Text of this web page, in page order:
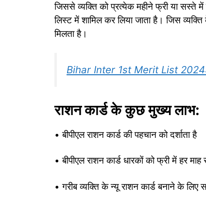
जिससे व्यक्ति को प्रत्येक महीने फ्री या सस्ते में
लिस्ट में शामिल कर लिया जाता है। जिस
मिलता है।
Bihar Inter 1st Merit List 2024:
राशन कार्ड के कुछ मुख्य लाभ:
• बीपीएल राशन कार्ड की पहचान को दर्शाता है
• बीपीएल राशन कार्ड धारकों को फ्री में हर माह
• गरीब व्यक्ति के न्यू राशन कार्ड बनाने के लिए